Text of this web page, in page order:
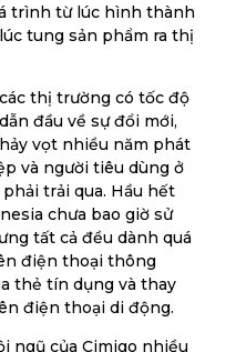
trình từ lúc hình thành
tung sản phẩm ra thị
thị trường có tốc độ
đầu về sự đổi mới,
vọt nhiều năm phát
và người tiêu dùng ở
trải qua. Hầu hết
chưa bao giờ sử
tất cả đều dành quá
điện thoại thông
thẻ tín dụng và thay
điện thoại di động.
ngũ của Cimigo nhiều